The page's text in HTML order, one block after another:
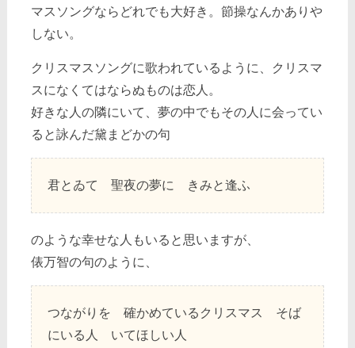
マスソングならどれでも大好き。節操なんかありや
しない。
クリスマスソングに歌われているように、クリスマ
スになくてはならぬものは恋人。
好きな人の隣にいて、夢の中でもその人に会ってい
ると詠んだ黛まどかの句
君とゐて 聖夜の夢に きみと逢ふ
のような幸せな人もいると思いますが、
俵万智の句のように、
つながりを 確かめているクリスマス そば
にいる人 いてほしい人